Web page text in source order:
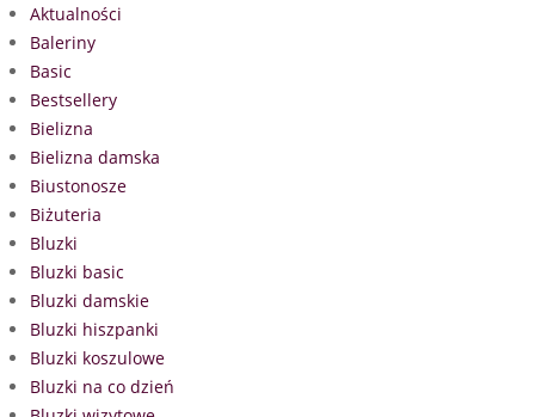
Aktualności
Baleriny
Basic
Bestsellery
Bielizna
Bielizna damska
Biustonosze
Biżuteria
Bluzki
Bluzki basic
Bluzki damskie
Bluzki hiszpanki
Bluzki koszulowe
Bluzki na co dzień